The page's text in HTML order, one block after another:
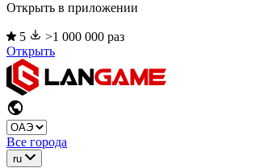
Открыть в приложении
5
>1 000 000 раз
Открыть
Все города
ru